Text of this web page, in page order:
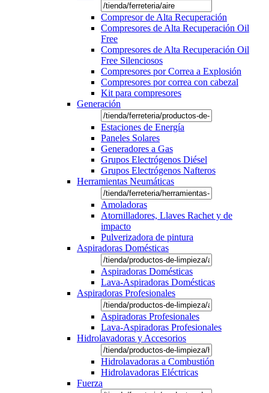
Compresor de Alta Recuperación
Compresores de Alta Recuperación Oil
Free
Compresores de Alta Recuperación Oil
Free Silenciosos
Compresores por Correa a Explosión
Compresores por correa con cabezal
Kit para compresores
Generación
Estaciones de Energía
Paneles Solares
Generadores a Gas
Grupos Electrógenos Diésel
Grupos Electrógenos Nafteros
Herramientas Neumáticas
Amoladoras
Atornilladores, Llaves Rachet y de
impacto
Pulverizadora de pintura
Aspiradoras Domésticas
Aspiradoras Domésticas
Lava-Aspiradoras Domésticas
Aspiradoras Profesionales
Aspiradoras Profesionales
Lava-Aspiradoras Profesionales
Hidrolavadoras y Accesorios
Hidrolavadoras a Combustión
Hidrolavadoras Eléctricas
Fuerza